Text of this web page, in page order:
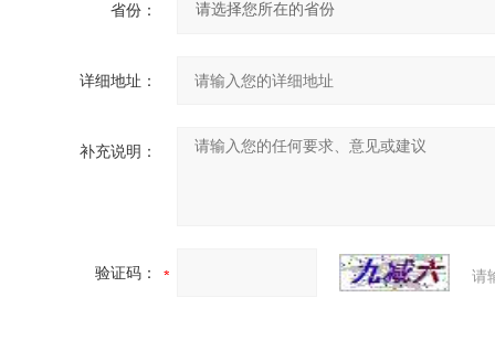
省份：
详细地址：
补充说明：
验证码： 请